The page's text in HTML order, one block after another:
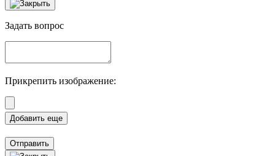
Задать вопрос
Прикрепить изображение:
Отправить